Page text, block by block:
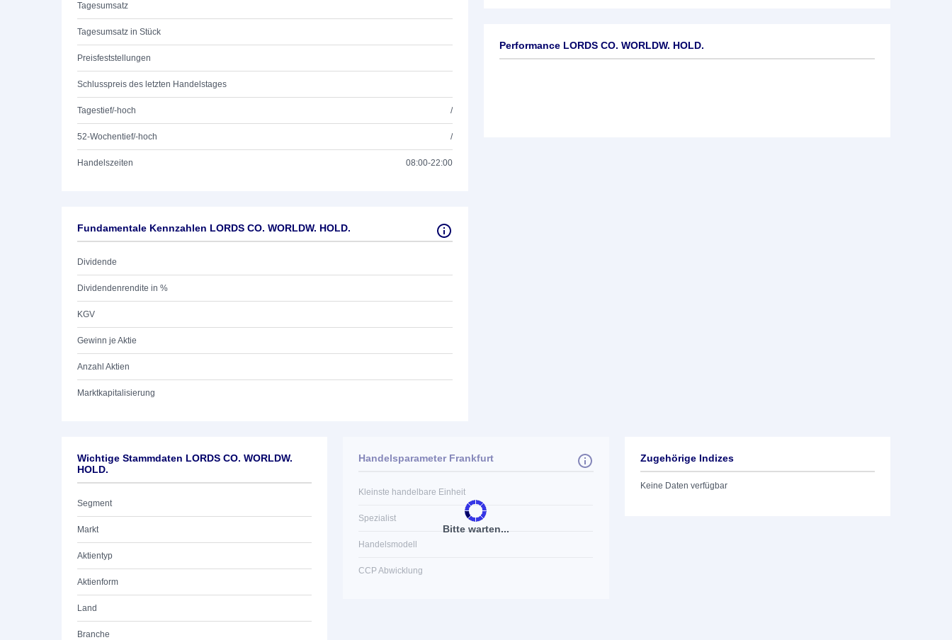
Tagesumsatz
Tagesumsatz in Stück
Preisfeststellungen
Schlusspreis des letzten Handelstages
Tagestief/-hoch /
52-Wochentief/-hoch /
Handelszeiten 08:00-22:00
Fundamentale Kennzahlen LORDS CO. WORLDW. HOLD.
Dividende
Dividendenrendite in %
KGV
Gewinn je Aktie
Anzahl Aktien
Marktkapitalisierung
Performance LORDS CO. WORLDW. HOLD.
Wichtige Stammdaten LORDS CO. WORLDW.
HOLD.
Segment
Markt
Aktientyp
Aktienform
Land
Branche
Bitte warten...
Handelsparameter Frankfurt
Kleinste handelbare Einheit
Spezialist
Handelsmodell
CCP Abwicklung
Zugehörige Indizes
Keine Daten verfügbar